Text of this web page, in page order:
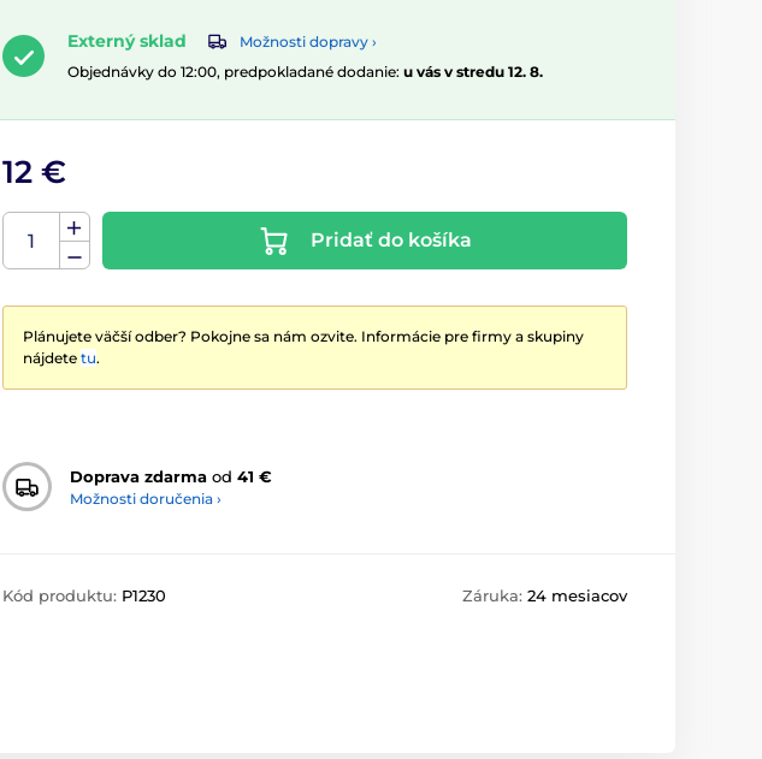
Externý sklad
Možnosti dopravy ›
Objednávky do 12:00, predpokladané dodanie: u vás v stredu 12. 8.
12 €
Pridať do košíka
Plánujete väčší odber? Pokojne sa nám ozvite. Informácie pre firmy a skupiny
nájdete tu.
Doprava zdarma od 41 €
Možnosti doručenia ›
Kód produktu: P1230 Záruka: 24 mesiacov